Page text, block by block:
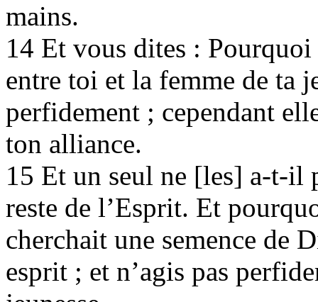
mains.
14 Et vous dites : Pourquoi
entre toi et la femme de ta
perfidement ; cependant
ton alliance.
15 Et un seul ne [les] a-t-il
reste de l’Esprit. Et
cherchait une semence de
esprit ; et n’agis pas